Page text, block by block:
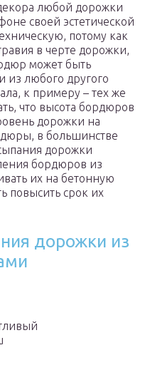
любой дорожки
своей эстетической
потому как
в черте дорожки,
может быть
из любого другого
к примеру – тех же
что высота бордюров
дорожки на
в большинстве
дорожки
бордюров из
их на бетонную
повысить срок их
дорожки из